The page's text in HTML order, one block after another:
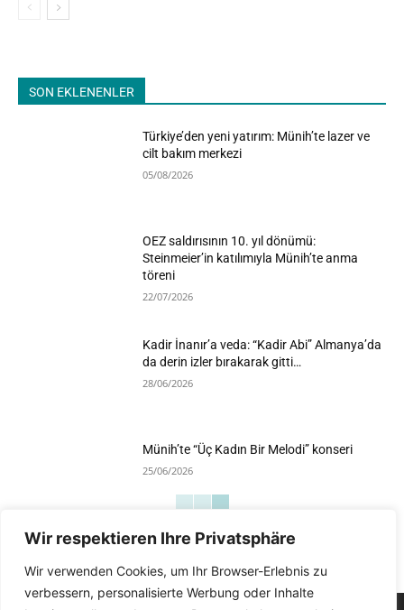
Wir respektieren Ihre Privatsphäre
Wir verwenden Cookies, um Ihr Browser-Erlebnis zu
verbessern, personalisierte Werbung oder Inhalte
SON EKLENENLER
Türkiye’den yeni yatırım: Münih’te lazer ve
cilt bakım merkezi
05/08/2026
OEZ saldırısının 10. yıl dönümü:
Steinmeier’in katılımıyla Münih’te anma
töreni
22/07/2026
Kadir İnanır’a veda: “Kadir Abi” Almanya’da
da derin izler bırakarak gitti…
28/06/2026
Münih’te “Üç Kadın Bir Melodi” konseri
25/06/2026
Devamını Göster